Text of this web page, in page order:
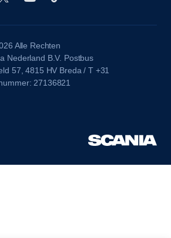
Alle Rechten
Nederland B.V. Postbus
57, 4815 HV Breda / T +31
27136821